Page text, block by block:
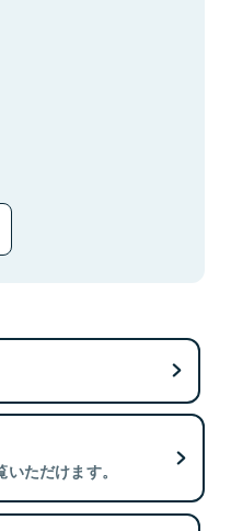
ただけます。